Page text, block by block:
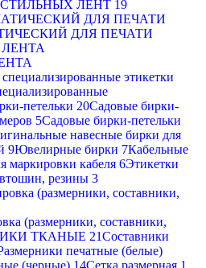
ЛЕНТ 19
ДЛЯ ПЕЧАТИ
петельки 20Садовые бирки-
5Садовые бирки-петельки
навесные бирки для
9Ювелирные бирки 7Кабельные
маркировки кабеля 6Этикетки
резины 3
(размерники, составники,
ТКАНЫЕ 21Составники
печатные (белые)
(черные) 14Сетка размерная 1